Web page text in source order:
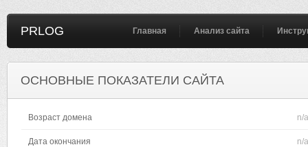
PRLOG Главная Анализ сайта
ОСНОВНЫЕ ПОКАЗАТЕЛИ САЙТА
Возраст домена n/a
Дата окончания n/a